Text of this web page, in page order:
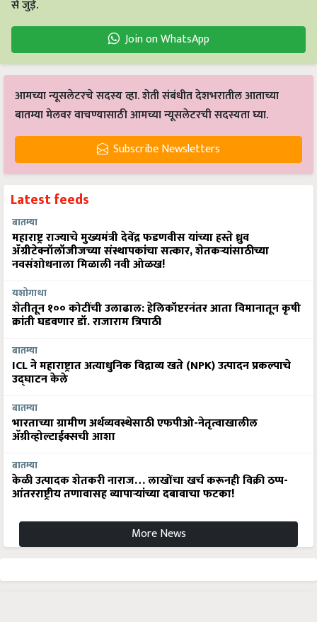
से जुड़ें.
Join on WhatsApp
आमच्या न्यूसलेटरचे सदस्य व्हा. शेती संबंधीत देशभरातील आताच्या
बातम्या मेलवर वाचण्यासाठी आमच्या न्यूसलेटरची सदस्यता घ्या.
Subscribe Newsletters
Latest feeds
बातम्या
महाराष्ट्र राज्याचे मुख्यमंत्री देवेंद्र फडणवीस यांच्या हस्ते ध्रुव
ॲग्रीटेक्नॉलॉजीजच्या संस्थापकांचा सत्कार, शेतकऱ्यांसाठीच्या
नवसंशोधनाला मिळाली नवी ओळख!
यशोगाथा
शेतीतून १०० कोटींची उलाढाल: हेलिकॉप्टरनंतर आता विमानातून कृषी
क्रांती घडवणार डॉ. राजाराम त्रिपाठी
बातम्या
ICL ने महाराष्ट्रात अत्याधुनिक विद्राव्य खते (NPK) उत्पादन प्रकल्पाचे
उद्घाटन केले
बातम्या
भारताच्या ग्रामीण अर्थव्यवस्थेसाठी एफपीओ-नेतृत्वाखालील
अ‍ॅग्रीव्होल्टाईक्सची आशा
बातम्या
केळी उत्पादक शेतकरी नाराज… लाखोंचा खर्च करूनही विक्री ठप्प-
आंतरराष्ट्रीय तणावासह व्यापाऱ्यांच्या दबावाचा फटका!
More News